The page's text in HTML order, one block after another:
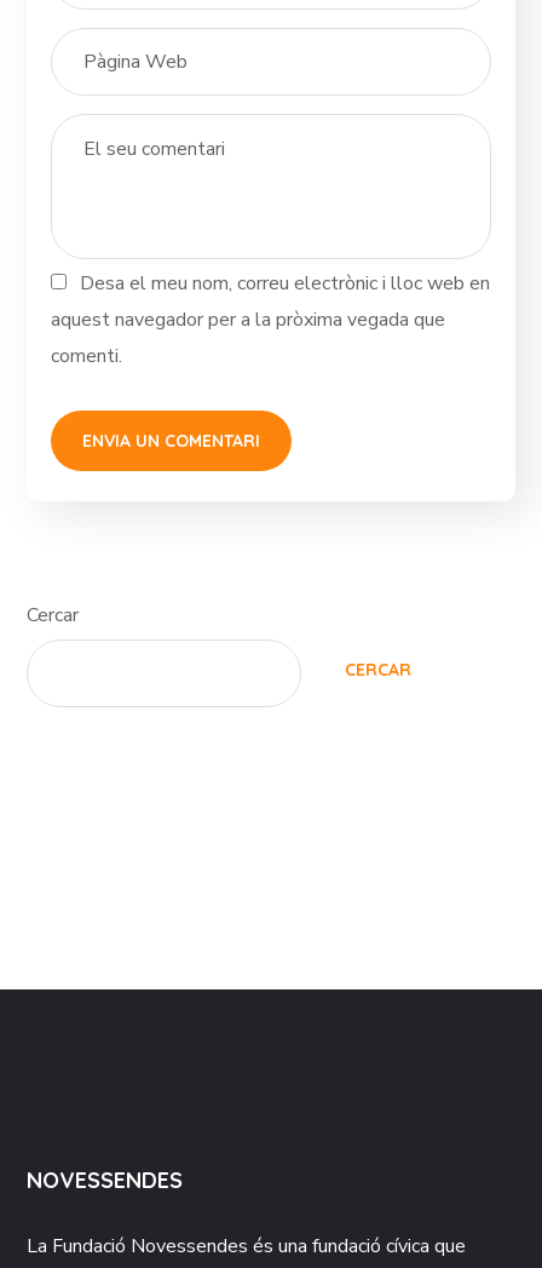
Desa el meu nom, correu electrònic i lloc web en
aquest navegador per a la pròxima vegada que
comenti.
Cercar
CERCAR
NOVESSENDES
La Fundació Novessendes és una fundació cívica que